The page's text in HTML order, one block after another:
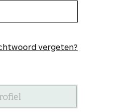
vergeten?